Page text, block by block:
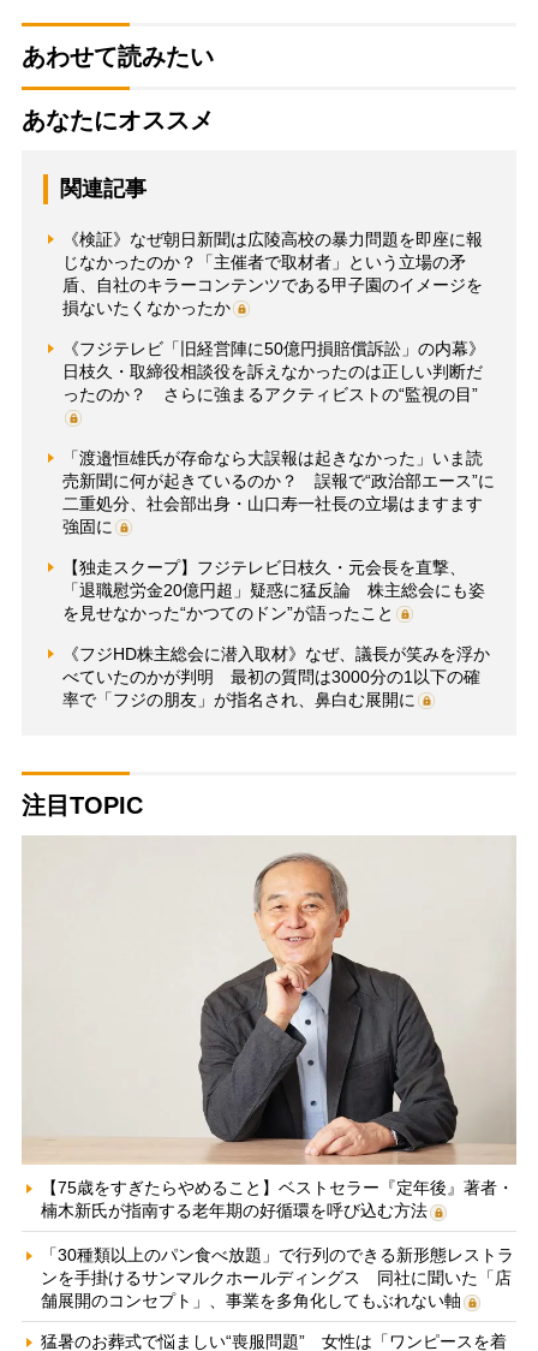
あわせて読みたい
あなたにオススメ
関連記事
《検証》なぜ朝日新聞は広陵高校の暴力問題を即座に報
じなかったのか？「主催者で取材者」という立場の矛
盾、自社のキラーコンテンツである甲子園のイメージを
損ないたくなかったか
《フジテレビ「旧経営陣に50億円損賠償訴訟」の内幕》
日枝久・取締役相談役を訴えなかったのは正しい判断だ
ったのか？ さらに強まるアクティビストの“監視の目”
「渡邉恒雄氏が存命なら大誤報は起きなかった」いま読
売新聞に何が起きているのか？ 誤報で“政治部エース”に
二重処分、社会部出身・山口寿一社長の立場はますます
強固に
【独走スクープ】フジテレビ日枝久・元会長を直撃、
「退職慰労金20億円超」疑惑に猛反論 株主総会にも姿
を見せなかった“かつてのドン”が語ったこと
《フジHD株主総会に潜入取材》なぜ、議長が笑みを浮か
べていたのかが判明 最初の質問は3000分の1以下の確
率で「フジの朋友」が指名され、鼻白む展開に
注目TOPIC
【75歳をすぎたらやめること】ベストセラー『定年後』著者・
楠木新氏が指南する老年期の好循環を呼び込む方法
「30種類以上のパン食べ放題」で行列のできる新形態レストラ
ンを手掛けるサンマルクホールディングス 同社に聞いた「店
舗展開のコンセプト」、事業を多角化してもぶれない軸
猛暑のお葬式で悩ましい“喪服問題” 女性は「ワンピースを着